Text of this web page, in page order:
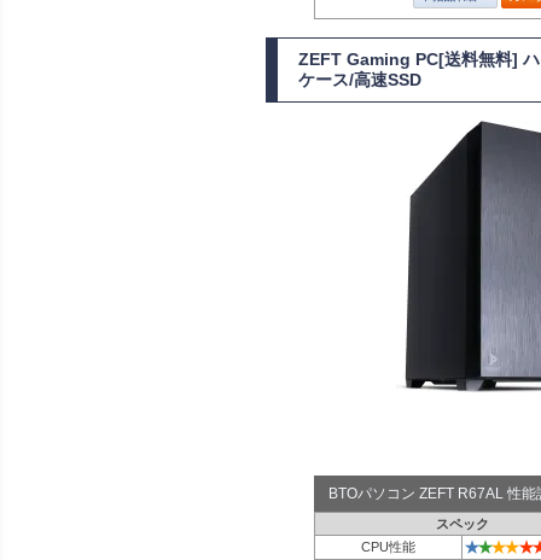
ZEFT Gaming PC[送料無料]
ケース/高速SSD
BTOパソコン ZEFT R67AL 性
スペック
CPU性能
★★★★★